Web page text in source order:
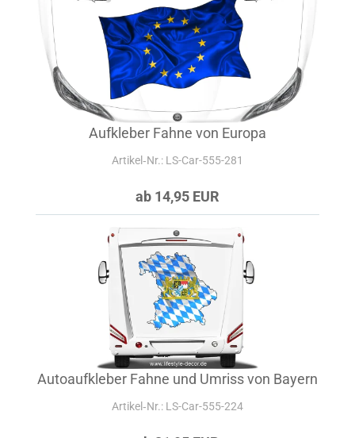
Aufkleber Fahne von Europa
Artikel‑Nr.: LS-Car-555-281
ab 14,95 EUR
Autoaufkleber Fahne und Umriss von Bayern
Artikel‑Nr.: LS-Car-555-224